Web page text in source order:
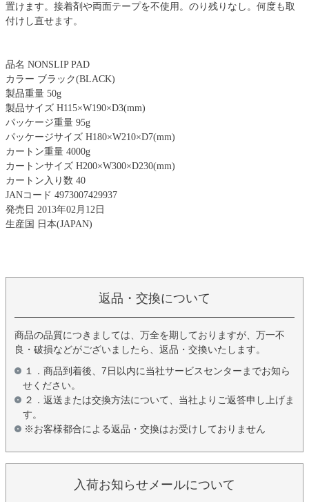
置けます。接着剤や両面テープを不使用。のり残りなし。何度も取
付けし直せます。
品名 NONSLIP PAD
カラー ブラック(BLACK)
製品重量 50g
製品サイズ H115×W190×D3(mm)
パッケージ重量 95g
パッケージサイズ H180×W210×D7(mm)
カートン重量 4000g
カートンサイズ H200×W300×D230(mm)
カートン入り数 40
JANコード 4973007429937
発売日 2013年02月12日
生産国 日本(JAPAN)
返品・交換について
商品の品質につきましては、万全を期しておりますが、万一不
良・破損などがございましたら、返品・交換いたします。
１．商品到着後、7日以内に当社サービスセンターまでお知ら
せください。
２．返送または交換方法について、当社よりご返答申し上げま
す。
※お客様都合による返品・交換はお受けしておりません
入荷お知らせメールについて